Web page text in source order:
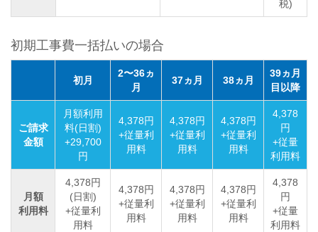
税)
初期工事費一括払いの場合
初月
2〜36ヵ
月
37ヵ月 38ヵ月
39ヵ月
目以降
ご請求
金額
月額利用
料(日割)
+29,700
円
4,378円
+従量利
用料
4,378円
+従量利
用料
4,378円
+従量利
用料
4,378
円
+従量
利用料
月額
利用料
4,378円
(日割)
+従量利
用料
4,378円
+従量利
用料
4,378円
+従量利
用料
4,378円
+従量利
用料
4,378
円
+従量
利用料